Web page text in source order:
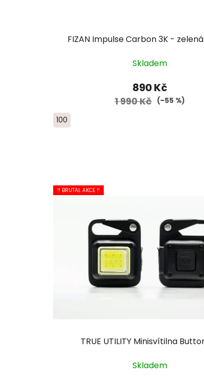
FIZAN Impulse Carbon 3K -
Skladem
890 Kč
1 990 Kč (–55 %)
100
!! BRUTAL AKCE !!
TRUE UTILITY Minisvítilna
Skladem